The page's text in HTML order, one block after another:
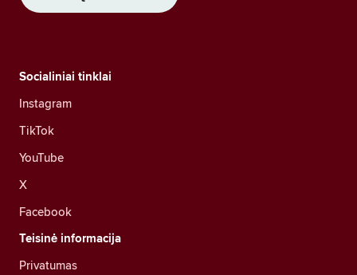
Socialiniai tinklai
Instagram
TikTok
YouTube
X
Facebook
Teisinė informacija
Privatumas